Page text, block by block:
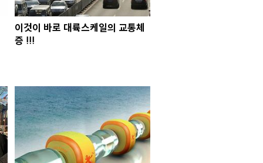
이것이 바로 대륙스케일의 교통체
증 !!!